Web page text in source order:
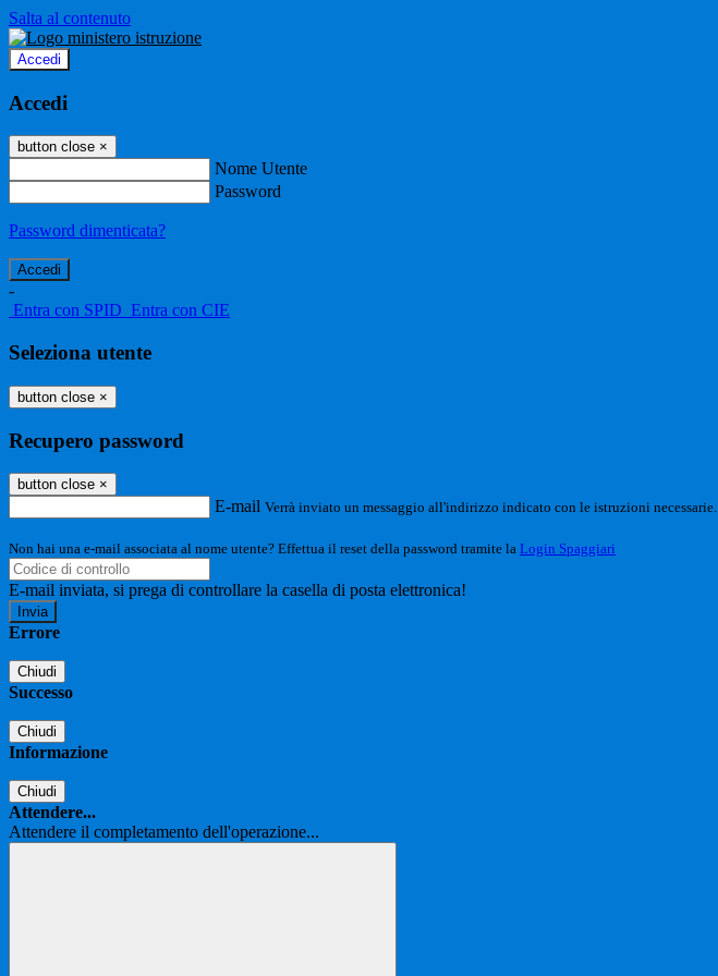
Salta al contenuto
Accedi
Accedi
button close ×
Nome Utente
Password
Password dimenticata?
-
Entra con SPID Entra con CIE
Seleziona utente
button close ×
Recupero password
button close ×
E-mail Verrà inviato un messaggio all'indirizzo indicato con le istruzioni necessarie.
Non hai una e-mail associata al nome utente? Effettua il reset della password tramite la Login Spaggiari
E-mail inviata, si prega di controllare la casella di posta elettronica!
Errore
Chiudi
Successo
Chiudi
Informazione
Chiudi
Attendere...
Attendere il completamento dell'operazione...